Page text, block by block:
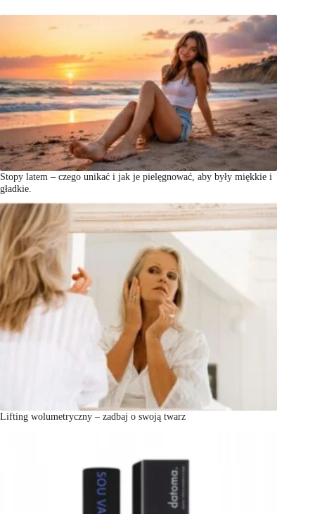
Stopy latem – czego unikać i jak je pielęgnować, aby były miękkie i
gładkie.
Lifting wolumetryczny – zadbaj o swoją twarz